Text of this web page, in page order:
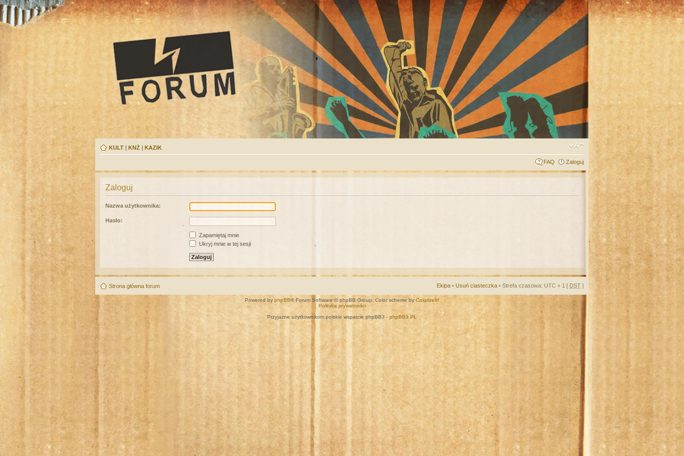
KULT | KNŻ | KAZIK
FAQ Zaloguj
Zaloguj
Nazwa użytkownika:
Hasło:
Zapamiętaj mnie
Ukryj mnie w tej sesji
Strona główna forum Ekipa • Usuń ciasteczka • Strefa czasowa: UTC + 1 [ DST ]
Powered by phpBB® Forum Software © phpBB Group. Color scheme by ColorizeIt!
Polityka prywatności
Przyjazne użytkownikom polskie wsparcie phpBB3 - phpBB3.PL